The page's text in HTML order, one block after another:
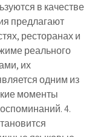
в качестве
предлагают
ресторанах и
реального
их
одним из
моменты
4.